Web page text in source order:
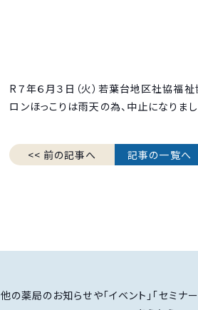
R７年６月３日（火）若葉台地区社協福
ロンほっこりは雨天の為、中止になりまし
<< 前の記事へ 記事の一覧へ
他の薬局のお知らせや「イベント」「セミナ